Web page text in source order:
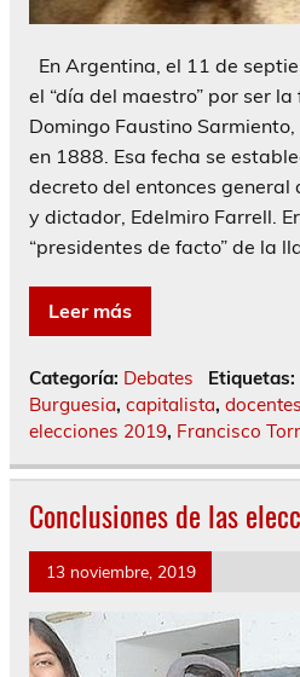
En Argentina, el 11 de
el “día del maestro” por ser
Domingo Faustino
en 1888. Esa fecha se
decreto del entonces general
y dictador, Edelmiro Farrell.
“presidentes de facto” de la
Leer más
Categoría: Debates Etiquetas:
Burguesia, capitalista, docentes
elecciones 2019, Francisco
Conclusiones de las
13 noviembre, 2019